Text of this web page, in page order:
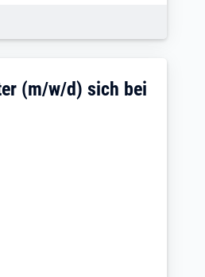
(m/w/d) sich bei